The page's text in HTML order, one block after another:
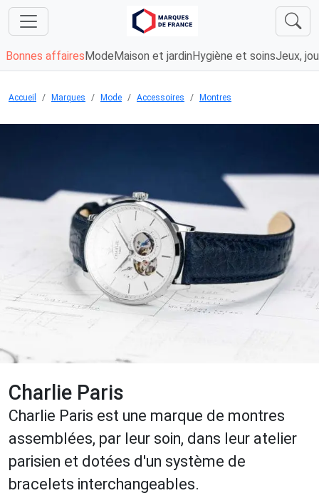
Bonnes affaires Mode Maison et jardin Hygiène et soinsJeux,
Accueil Marques Mode Accessoires Montres
Chargement...
Charlie Paris
Charlie Paris est une marque de montres
assemblées, par leur soin, dans leur atelier
parisien et dotées d'un système de
bracelets interchangeables.